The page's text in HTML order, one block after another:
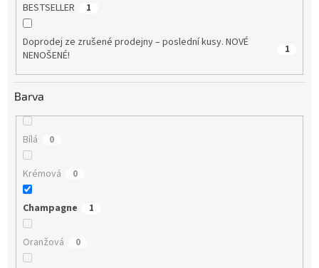
BESTSELLER 1
Doprodej ze zrušené prodejny – poslední kusy. NOVÉ
NENOŠENÉ!
1
Barva
Bílá 0
Krémová 0
Champagne 1
Oranžová 0